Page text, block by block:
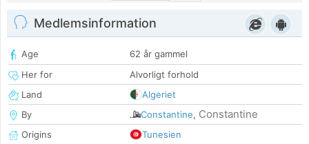
Medlemsinformation
Age
62 år gammel
Her for
Alvorligt forhold
Land
Algeriet
By
Constantine, Constantine
Origins
Tunesien